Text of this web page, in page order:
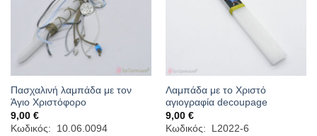
Πασχαλινή λαμπάδα με τον
Άγιο Χριστόφορο
9,00 €
Κωδικός: 10.06.0094
Λαμπάδα με το Χριστό
αγιογραφία decoupage
9,00 €
Κωδικός: L2022-6